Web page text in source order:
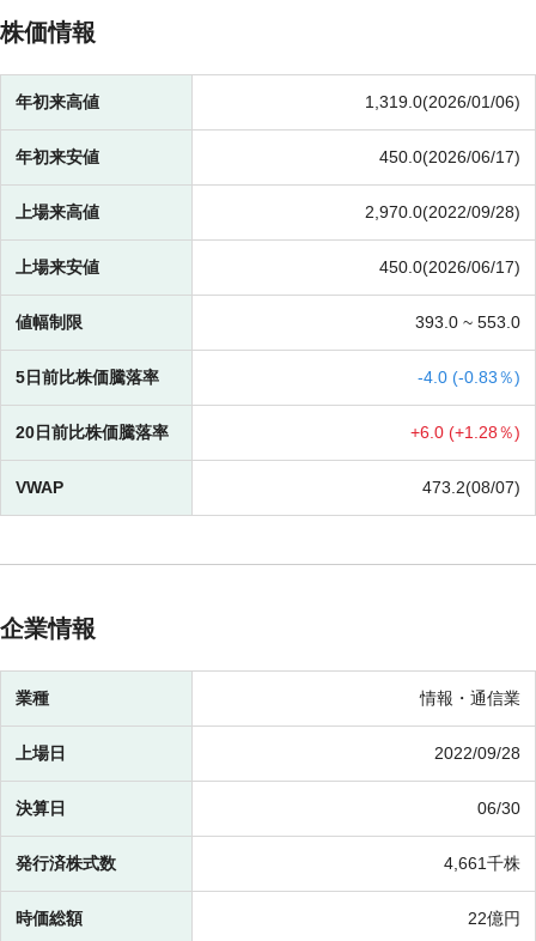
株価情報
年初来高値 1,319.0(2026/01/06)
年初来安値 450.0(2026/06/17)
上場来高値 2,970.0(2022/09/28)
上場来安値 450.0(2026/06/17)
値幅制限 393.0 ~ 553.0
5日前比株価騰落率 -4.0 (-0.83％)
20日前比株価騰落率 +6.0 (+1.28％)
VWAP 473.2(08/07)
企業情報
業種 情報・通信業
上場日 2022/09/28
決算日 06/30
発行済株式数 4,661千株
時価総額 22億円